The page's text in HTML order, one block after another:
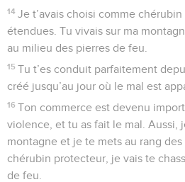
14 Je t’avais choisi comme
étendues. Tu vivais sur ma
au milieu des pierres de feu.
15 Tu t’es conduit parfaitement
créé jusqu’au jour où le mal est
16 Ton commerce est devenu
violence, et tu as fait le mal. Aussi,
montagne et je te mets au rang
chérubin protecteur, je vais te
de feu.